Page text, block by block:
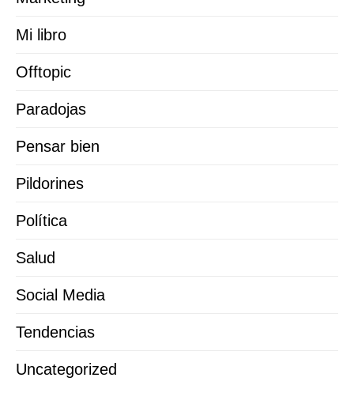
Mi libro
Offtopic
Paradojas
Pensar bien
Pildorines
Política
Salud
Social Media
Tendencias
Uncategorized